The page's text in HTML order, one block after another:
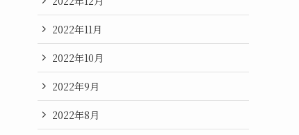
2022年11月
2022年10月
2022年9月
2022年8月